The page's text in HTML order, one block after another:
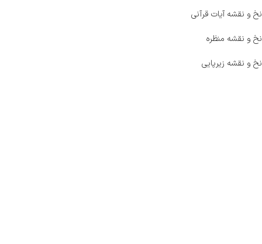
نخ و نقشه آیات قرآنی
نخ و نقشه منظره
نخ و نقشه زیرپایی